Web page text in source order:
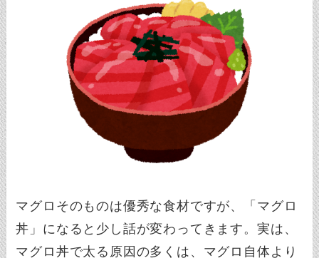
マグロそのものは優秀な食材ですが、「マグロ
丼」になると少し話が変わってきます。実は、
マグロ丼で太る原因の多くは、マグロ自体より